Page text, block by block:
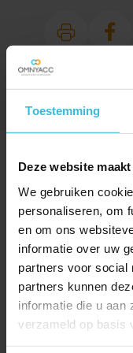
Toestemming
Deze website
We gebruiken
personaliseren, om
en om ons
informatie over uw
partners voor social
partners kunnen
informatie die u aan
verzameld op basis